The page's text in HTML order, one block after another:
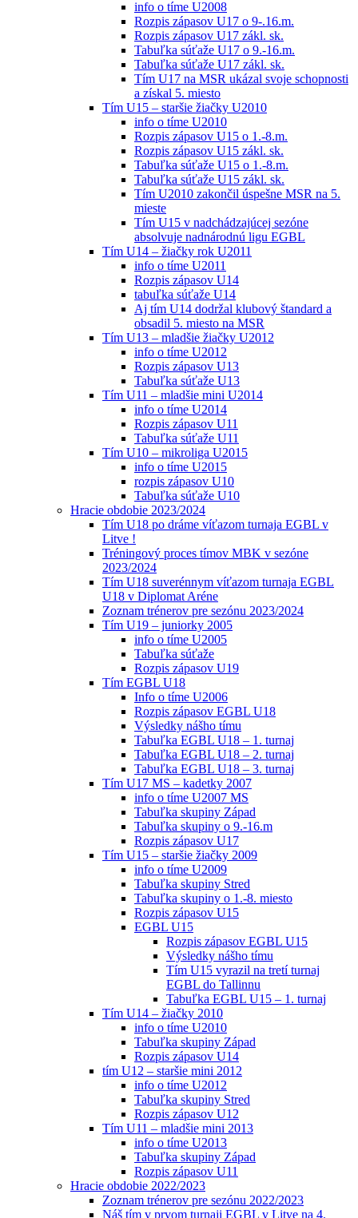
info o tíme U2008
Rozpis zápasov U17 o 9-.16.m.
Rozpis zápasov U17 zákl. sk.
Tabuľka súťaže U17 o 9.-16.m.
Tabuľka súťaže U17 zákl. sk.
Tím U17 na MSR ukázal svoje schopnosti
a získal 5. miesto
Tím U15 – staršie žiačky U2010
info o tíme U2010
Rozpis zápasov U15 o 1.-8.m.
Rozpis zápasov U15 zákl. sk.
Tabuľka súťaže U15 o 1.-8.m.
Tabuľka súťaže U15 zákl. sk.
Tím U2010 zakončil úspešne MSR na 5.
mieste
Tím U15 v nadchádzajúcej sezóne
absolvuje nadnárodnú ligu EGBL
Tím U14 – žiačky rok U2011
info o tíme U2011
Rozpis zápasov U14
tabuľka súťaže U14
Aj tím U14 dodržal klubový štandard a
obsadil 5. miesto na MSR
Tím U13 – mladšie žiačky U2012
info o tíme U2012
Rozpis zápasov U13
Tabuľka súťaže U13
Tím U11 – mladšie mini U2014
info o tíme U2014
Rozpis zápasov U11
Tabuľka súťaže U11
Tím U10 – mikroliga U2015
info o tíme U2015
rozpis zápasov U10
Tabuľka súťaže U10
Hracie obdobie 2023/2024
Tím U18 po dráme víťazom turnaja EGBL v
Litve !
Tréningový proces tímov MBK v sezóne
2023/2024
Tím U18 suverénnym víťazom turnaja EGBL
U18 v Diplomat Aréne
Zoznam trénerov pre sezónu 2023/2024
Tím U19 – juniorky 2005
info o tíme U2005
Tabuľka súťaže
Rozpis zápasov U19
Tím EGBL U18
Info o tíme U2006
Rozpis zápasov EGBL U18
Výsledky nášho tímu
Tabuľka EGBL U18 – 1. turnaj
Tabuľka EGBL U18 – 2. turnaj
Tabuľka EGBL U18 – 3. turnaj
Tím U17 MS – kadetky 2007
info o tíme U2007 MS
Tabuľka skupiny Západ
Tabuľka skupiny o 9.-16.m
Rozpis zápasov U17
Tím U15 – staršie žiačky 2009
info o tíme U2009
Tabuľka skupiny Stred
Tabuľka skupiny o 1.-8. miesto
Rozpis zápasov U15
EGBL U15
Rozpis zápasov EGBL U15
Výsledky nášho tímu
Tím U15 vyrazil na tretí turnaj
EGBL do Tallinnu
Tabuľka EGBL U15 – 1. turnaj
Tím U14 – žiačky 2010
info o tíme U2010
Tabuľka skupiny Západ
Rozpis zápasov U14
tím U12 – staršie mini 2012
info o tíme U2012
Tabuľka skupiny Stred
Rozpis zápasov U12
Tím U11 – mladšie mini 2013
info o tíme U2013
Tabuľka skupiny Západ
Rozpis zápasov U11
Hracie obdobie 2022/2023
Zoznam trénerov pre sezónu 2022/2023
Náš tím v prvom turnaji EGBL v Litve na 4.